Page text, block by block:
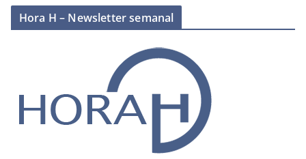
Hora H – Newsletter semanal